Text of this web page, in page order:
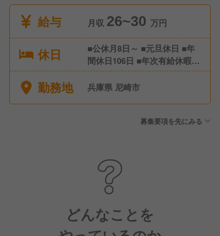
給与
月収 26~30 万円
休日
■公休月8日～ ■元旦休日 ■年
間休日106日 ■年次有給休暇 ■
記念日休暇（誕生日・結婚）
■リフレッシュ休暇年2回（4
勤務地 兵庫県 尼崎市
募集要項を先にみる
どんなことを